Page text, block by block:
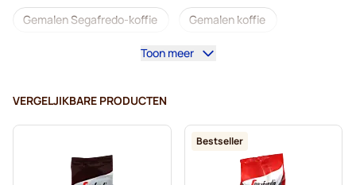
Gemalen Segafredo-koffie Gemalen koffie
Gemalen Kaffekapslen-koffie
Toon meer
VERGELJIKBARE PRODUCTEN
Bestseller